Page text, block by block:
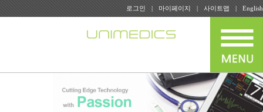
로그인 마이페이지 사이트맵 English